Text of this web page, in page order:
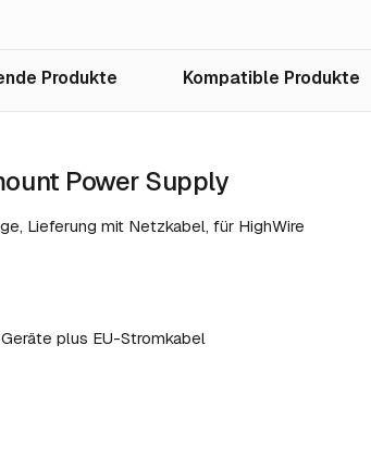
Produkte Kompatible Produkte
Power Supply
Lieferung mit Netzkabel, für HighWire
plus EU-Stromkabel